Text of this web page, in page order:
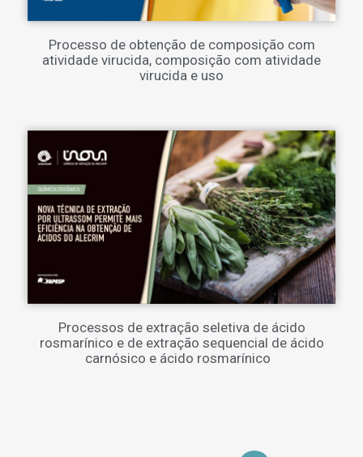
Processo de obtenção de composição com
atividade virucida, composição com atividade
virucida e uso
Processos de extração seletiva de ácido
rosmarínico e de extração sequencial de ácido
carnósico e ácido rosmarínico